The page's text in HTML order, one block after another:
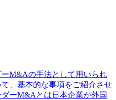
M&Aの手法として用いられ
、基本的な事項をご紹介させ
ーM&Aとは日本企業が外国